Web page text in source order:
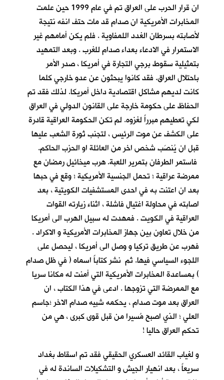
ان قرار الحرب على العراق تم في عام 1999 حين علمت
المخابرات الأمريكية ان صدام قد مات حتف انفه نتيجة
لأصابته بسرطان الغدد اللمفاوية . فلم يكن أمامهم غير
الاستمرار في الادعاء بعداء صدام للغرب . وبعد التمهيد
بتمثيلية سقوط برجي التجارة في أمريكا ، صدر الأمر
باحتلال العراق. فقد كانوا يبحثون عن عدو خارجي كلما
كانت لديهم مشاكل اقتصادية داخل أمريكا. لذلك فقد تم
الحفاظ على حكومة خارجة على القانون الدولي في العراق
لكي تعطيهم مبرراً لغزوه. لم تكن الحكومة العراقية قادرة
على الكشف عن موت الرئيس ، لتجنب ثورة الشعب عليها
قبل ان يُنصَب شخص اخر من العائلة او الحزب الحاكم.
فاستمر الطرفان بتمرير اللعبة. هرب ميخائيل رمضان مع
ممرضة عراقية ؛ تحمل الجنسية الأمريكية ؛ وقع في حبها
بعد ان اعتنت به في احدى المستشفيات الكويتية ، بعد
اصابته في محاولة اغتيال فاشلة ، اثناء زيارته القوات
العراقية في الكويت . فمهدت له سبيل الهرب الى أمريكا
من خلال تعاون بين جهاز المخابرات الأمريكية و الاكراد .
فهرب عن طريق تركيا و وصل الى أمريكا ، ليحصل على
اللجوء السياسي فيها. ثم نشر كتاباً اسماه ( في ظل صدام
) بمساعدة المخابرات الأمريكية التي أمنت له مكانا سريا
مع الممرضة التي تزوجها . ادعى في هذا الكتاب ، ان
العراق بعد موت صدام ، يحكمه شبيه صدام الاخر ؛جاسم
العلي ؛ الذي اصبح مُسيرا من قبل قوى كبرى ، هي من
تحكم العراق حاليا !
و لغياب القائد العسكري الحقيقي فقد تم اسقاط بغداد
سريعاً ، بعد انهيار الجيش و التشكيلات الساندة له في